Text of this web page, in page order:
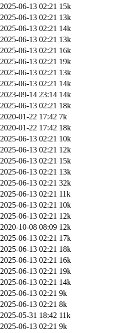
2025-06-13 02:21 15k
2025-06-13 02:21 13k
2025-06-13 02:21 14k
2025-06-13 02:21 13k
2025-06-13 02:21 16k
2025-06-13 02:21 19k
2025-06-13 02:21 13k
2025-06-13 02:21 14k
2023-09-14 23:14 14k
2025-06-13 02:21 18k
2020-01-22 17:42 7k
2020-01-22 17:42 18k
2025-06-13 02:21 10k
2025-06-13 02:21 12k
2025-06-13 02:21 15k
2025-06-13 02:21 13k
2025-06-13 02:21 32k
2025-06-13 02:21 11k
2025-06-13 02:21 10k
2025-06-13 02:21 12k
2020-10-08 08:09 12k
2025-06-13 02:21 17k
2025-06-13 02:21 18k
2025-06-13 02:21 16k
2025-06-13 02:21 19k
2025-06-13 02:21 14k
2025-06-13 02:21 9k
2025-06-13 02:21 8k
2025-05-31 18:42 11k
2025-06-13 02:21 9k